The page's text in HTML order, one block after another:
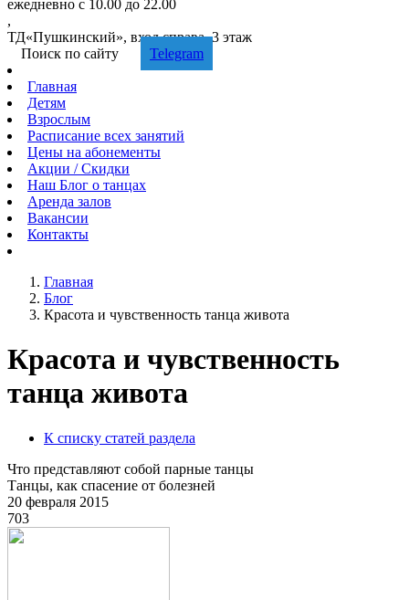
ежедневно с 10.00 до 22.00
,
ТД«Пушкинский», вход справа, 3 этаж
Поиск по сайту
Telegram
Главная
Детям
Взрослым
Расписание всех занятий
Цены на абонементы
Акции / Скидки
Наш Блог о танцах
Аренда залов
Вакансии
Контакты
Главная
Блог
Красота и чувственность танца живота
Красота и чувственность
танца живота
К списку статей раздела
Что представляют собой парные танцы
Танцы, как спасение от болезней
20 февраля 2015
703